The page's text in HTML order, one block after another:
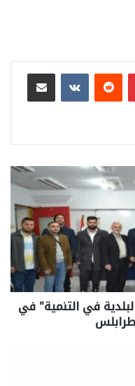
بينتيريست مشاركة عبر البريد
في التنمية" في